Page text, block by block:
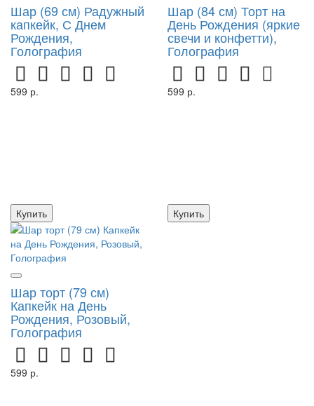
Шар (69 см) Радужный
капкейк, С Днем
Рождения,
Голография
599 р.
Купить
Шар (84 см) Торт на
День Рождения (яркие
свечи и конфетти),
Голография
599 р.
Купить
Шар торт (79 см)
Капкейк на День
Рождения, Розовый,
Голография
599 р.